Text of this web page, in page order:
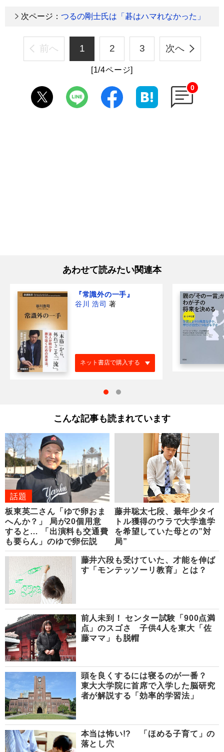
次ページ： つるの剛士氏は「碁はハマれなかった」
前へ 1 2 3 次へ
[1/4ページ]
0
あわせて読みたい関連本
『常識外の一手』
谷川 浩司 著
ネット書店で購入する
こんな記事も読まれています
話題
板東英二さん「ゆで卵おま
へんか？」 局が20個用意
すると… 「出演料も交通費
も要らん」のゆで卵伝説
藤井聡太七段、最年少タイ
トル獲得のウラで大学進学
を希望していた母との”対
局”
藤井六段も受けていた、才能を伸ば
す「モンテッソーリ教育」とは？
前人未到！ センター試験「900点満
点」のスゴさ 子供4人を東大「佐
藤ママ」も脱帽
頭を良くするには寝るのが一番？
東大大学院に首席で入学した脳研究
者が解説する「効率的学習法」
本当は怖い!? 「ほめる子育て」の
落とし穴